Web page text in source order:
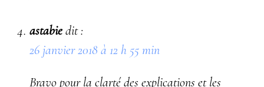
astabiedit :
26 janvier 2018 à 12 h 55 min
Bravo pour la clarté des explications et les